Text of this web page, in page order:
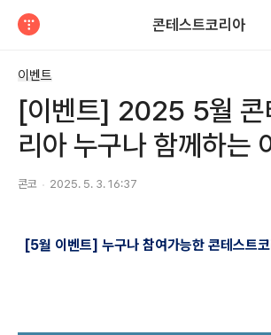
콘테스트코리아
이벤트
[이벤트] 2025 5월 콘
리아 누구나 함께하는
콘코 2025. 5. 3. 16:37
[5월 이벤트] 누구나 참여가능한 콘테스트